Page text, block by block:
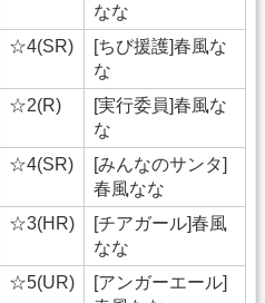
なな
☆4(SR)
[ちび援護]春風な
な
☆2(R)
[実行委員]春風な
な
☆4(SR)
[みんなのサンタ]
春風なな
☆3(HR)
[チアガール]春風
なな
☆5(UR)
[アンガーエール]